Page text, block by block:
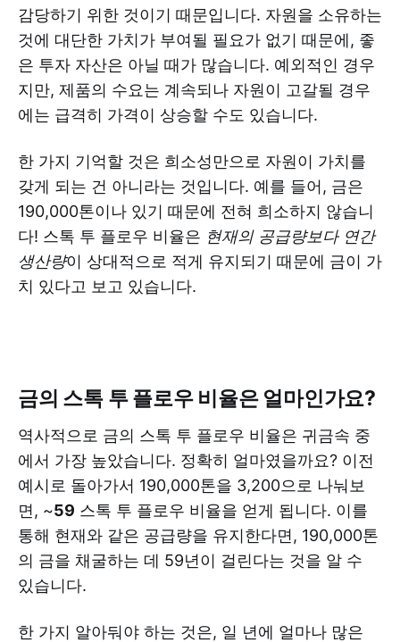
감당하기 위한 것이기 때문입니다. 자원을 소유하는
것에 대단한 가치가 부여될 필요가 없기 때문에, 좋
은 투자 자산은 아닐 때가 많습니다. 예외적인 경우
지만, 제품의 수요는 계속되나 자원이 고갈될 경우
에는 급격히 가격이 상승할 수도 있습니다.
한 가지 기억할 것은 희소성만으로 자원이 가치를
갖게 되는 건 아니라는 것입니다. 예를 들어, 금은
190,000톤이나 있기 때문에 전혀 희소하지 않습니
다! 스톡 투 플로우 비율은 현재의 공급량보다 연간
생산량이 상대적으로 적게 유지되기 때문에 금이 가
치 있다고 보고 있습니다.
금의 스톡 투 플로우 비율은 얼마인가요?
역사적으로 금의 스톡 투 플로우 비율은 귀금속 중
에서 가장 높았습니다. 정확히 얼마였을까요? 이전
예시로 돌아가서 190,000톤을 3,200으로 나눠보
면, ~59 스톡 투 플로우 비율을 얻게 됩니다. 이를
통해 현재와 같은 공급량을 유지한다면, 190,000톤
의 금을 채굴하는 데 59년이 걸린다는 것을 알 수
있습니다.
한 가지 알아둬야 하는 것은, 일 년에 얼마나 많은